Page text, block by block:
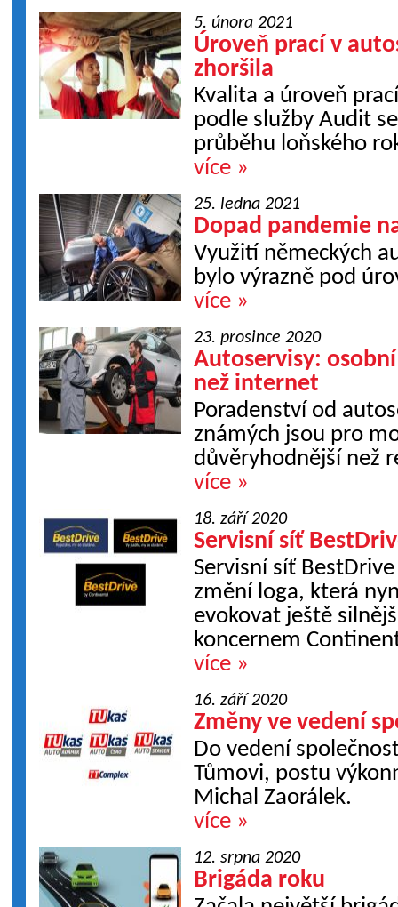
5. února 2021
Úroveň prací v
zhoršila
Kvalita a úroveň
podle služby Audit
průběhu loňského
více »
25. ledna 2021
Dopad pandemie
Využití německých
bylo výrazně pod
více »
23. prosince 2020
Autoservisy:
než internet
Poradenství od
známých jsou pro
důvěryhodnější než
více »
18. září 2020
Servisní síť
Servisní síť
změní loga, která
evokovat ještě
koncernem
více »
16. září 2020
Změny ve vedení
Do vedení
Tůmovi, postu
Michal Zaorálek.
více »
12. srpna 2020
Brigáda roku